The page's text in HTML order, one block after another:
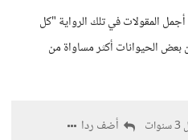
المقولات في تلك الرواية "كل
بعض الحيوانات أكثر مساواة من
أضف ردا